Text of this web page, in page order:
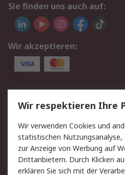
Sie finden uns auch auf:
Wir akzeptieren:
Service
Value Added Services
Rücksendungen
Hilfe
Rechtliches
Wir respektieren Ihre
Wir verwenden Cookies und
statistischen Nutzungsanalyse,
zur Anzeige von Werbung auf
Drittanbietern. Durch Klicken
erklären Sie sich mit der